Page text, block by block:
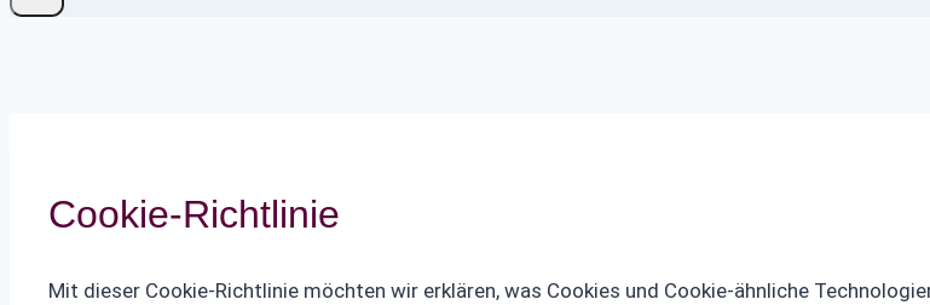
Cookie-Richtlinie
Mit dieser Cookie-Richtlinie möchten wir erklären, was Cookies und Cookie-ähnliche